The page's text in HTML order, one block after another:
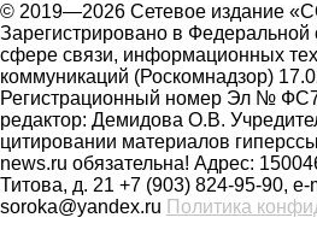
© 2019—2026 Сетевое издание
Зарегистрировано в Федеральной
сфере связи, информационных
коммуникаций (Роскомнадзор)
Регистрационный номер Эл №
редактор: Демидова О.В.
цитировании материалов
news.ru обязательна! Адрес:
Титова, д. 21 +7 (903) 824-95-90, e-
soroka@yandex.ru
Политика